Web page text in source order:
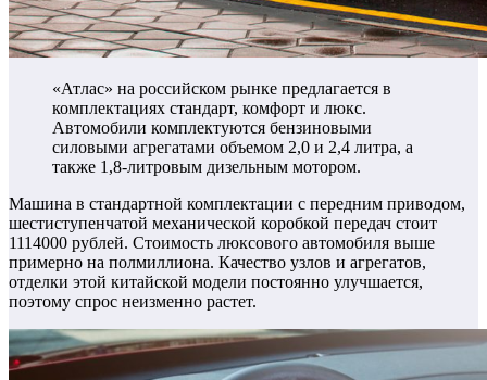
«Атлас» на российском рынке предлагается в
комплектациях стандарт, комфорт и люкс.
Автомобили комплектуются бензиновыми
силовыми агрегатами объемом 2,0 и 2,4 литра, а
также 1,8-литровым дизельным мотором.
Машина в стандартной комплектации с передним приводом,
шестиступенчатой механической коробкой передач стоит
1114000 рублей. Стоимость люксового автомобиля выше
примерно на полмиллиона. Качество узлов и агрегатов,
отделки этой китайской модели постоянно улучшается,
поэтому спрос неизменно растет.